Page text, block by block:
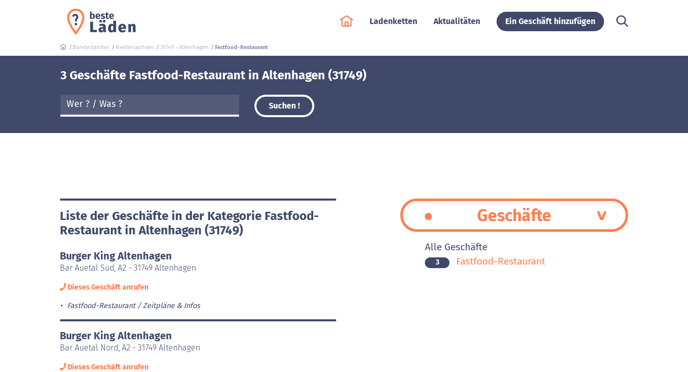
Ladenketten Aktualitäten Ein Geschäft hinzufügen
Bundesländer Niedersachsen 31749 - Altenhagen Fastfood-Restaurant
3 Geschäfte Fastfood-Restaurant in Altenhagen (31749)
Suchen !
Liste der Geschäfte in der Kategorie Fastfood-
Restaurant in Altenhagen (31749)
Burger King Altenhagen
Bar Auetal Süd, A2 - 31749 Altenhagen
Dieses Geschäft anrufen
Fastfood-Restaurant Zeitpläne & Infos
Burger King Altenhagen
Bar Auetal Nord, A2 - 31749 Altenhagen
Dieses Geschäft anrufen
Geschäfte
Alle Geschäfte
3 Fastfood-Restaurant